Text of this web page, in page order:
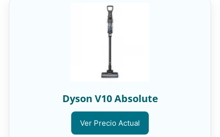
Dyson V10 Absolute
Ver Precio Actual